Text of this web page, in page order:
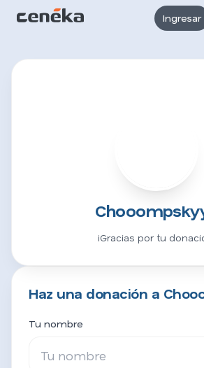
Ingresar
¡Gracias por tu
Haz una donación a
Tu nombre